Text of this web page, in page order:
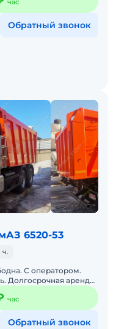
час
Обратный звонок
6520-53
ч.
С оператором.
Долгосрочная аренда.
час
Обратный звонок